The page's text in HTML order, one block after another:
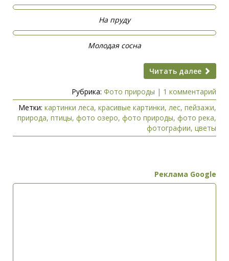
На пруду
Молодая сосна
Читать далее
Рубрика: Фото природы | 1 комментарий
Метки: картинки леса, красивые картинки, лес, пейзажи,
природа, птицы, фото озеро, фото природы, фото река,
фотографии, цветы
Реклама Google